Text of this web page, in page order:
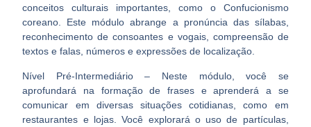
conceitos culturais importantes, como o Confucionismo
coreano. Este módulo abrange a pronúncia das sílabas,
reconhecimento de consoantes e vogais, compreensão de
textos e falas, números e expressões de localização.
Nível Pré-Intermediário – Neste módulo, você se
aprofundará na formação de frases e aprenderá a se
comunicar em diversas situações cotidianas, como em
restaurantes e lojas. Você explorará o uso de partículas,